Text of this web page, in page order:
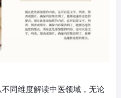
同维度解读中医领域，无论